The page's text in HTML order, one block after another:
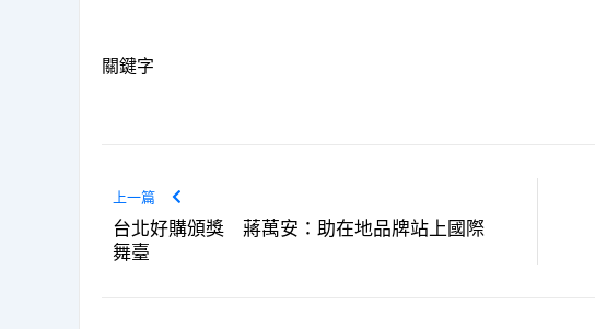
關鍵字
上一篇
台北好購頒獎 蔣萬安：助在地品牌站上國際
舞臺